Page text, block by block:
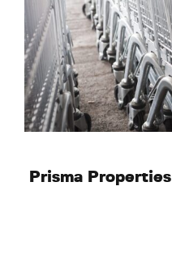
Prisma Properties